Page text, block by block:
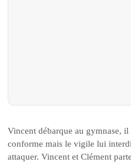
Vincent débarque au gymnase,
conforme mais le vigile lui
attaquer. Vincent et Clément